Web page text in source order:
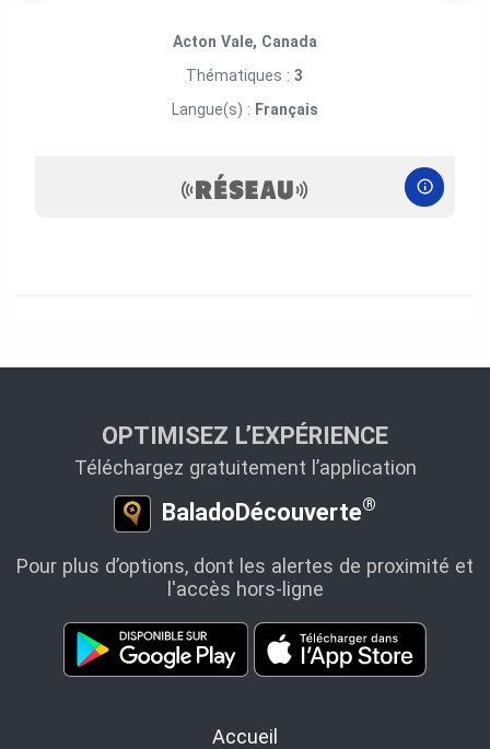
Acton Vale, Canada
Thématiques : 3
Langue(s) : Français
OPTIMISEZ L’EXPÉRIENCE
Téléchargez gratuitement l’application
BaladoDécouverte®
Pour plus d’options, dont les alertes de proximité et
l'accès hors-ligne
Accueil